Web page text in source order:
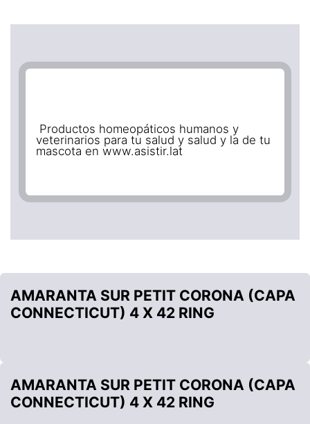
Productos homeopáticos humanos y
veterinarios para tu salud y salud y la de tu
mascota en www.asistir.lat
AMARANTA SUR PETIT CORONA (CAPA
CONNECTICUT) 4 X 42 RING
AMARANTA SUR PETIT CORONA (CAPA
CONNECTICUT) 4 X 42 RING